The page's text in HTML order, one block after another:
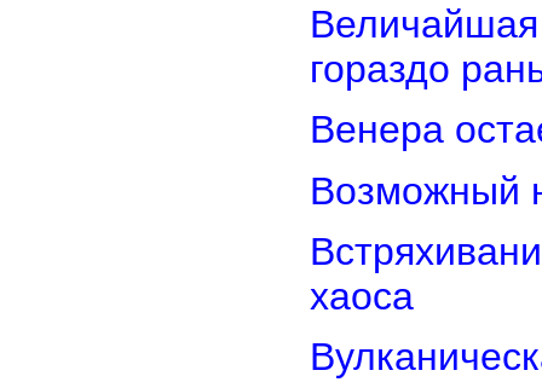
Величайшая
гораздо
Венера
Возможный
хаоса